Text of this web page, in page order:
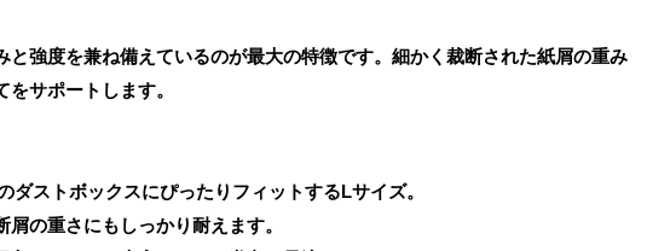
強度を兼ね備えているのが最大の特徴です。細かく裁断された紙屑の重み
サポートします。
ダストボックスにぴったりフィットするLサイズ。
の重さにもしっかり耐えます。